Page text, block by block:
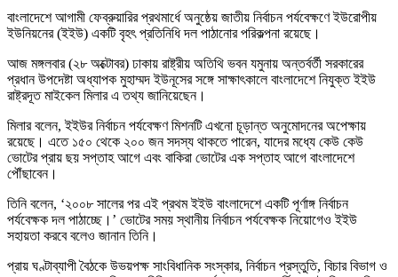
বাংলাদেশে আগামী ফেব্রুয়ারির প্রথমার্ধে অনুষ্ঠেয় জাতীয় নির্বাচন পর্যবেক্ষণে ইউরোপীয়
ইউনিয়নের (ইইউ) একটি বৃহৎ প্রতিনিধি দল পাঠানোর পরিকল্পনা রয়েছে।
আজ মঙ্গলবার (২৮ অক্টোবর) ঢাকায় রাষ্ট্রীয় অতিথি ভবন যমুনায় অন্তর্বর্তী সরকারের
প্রধান উপদেষ্টা অধ্যাপক মুহাম্মদ ইউনূসের সঙ্গে সাক্ষাৎকালে বাংলাদেশে নিযুক্ত ইইউ
রাষ্ট্রদূত মাইকেল মিলার এ তথ্য জানিয়েছেন।
মিলার বলেন, ইইউর নির্বাচন পর্যবেক্ষণ মিশনটি এখনো চূড়ান্ত অনুমোদনের অপেক্ষায়
রয়েছে। এতে ১৫০ থেকে ২০০ জন সদস্য থাকতে পারেন, যাদের মধ্যে কেউ কেউ
ভোটের প্রায় ছয় সপ্তাহ আগে এবং বাকিরা ভোটের এক সপ্তাহ আগে বাংলাদেশে
পৌঁছাবেন।
তিনি বলেন, ‘২০০৮ সালের পর এই প্রথম ইইউ বাংলাদেশে একটি পূর্ণাঙ্গ নির্বাচন
পর্যবেক্ষক দল পাঠাচ্ছে।’ ভোটের সময় স্থানীয় নির্বাচন পর্যবেক্ষক নিয়োগেও ইইউ
সহায়তা করবে বলেও জানান তিনি।
প্রায় ঘণ্টাব্যাপী বৈঠকে উভয়পক্ষ সাংবিধানিক সংস্কার, নির্বাচন প্রস্তুতি, বিচার বিভাগ ও